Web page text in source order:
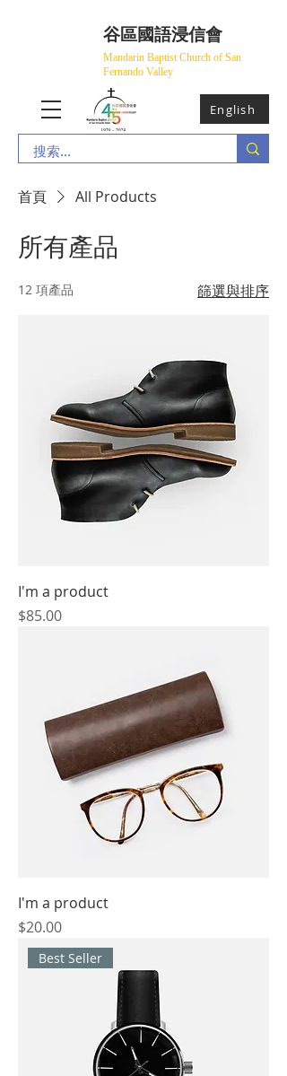
​谷區國語浸信會
Mandarin Baptist Church of San
Fernando Valley
English
首頁 All Products
所有產品
12 項產品 篩選與排序
I'm a product
價格
$85.00
I'm a product
價格
$20.00
Best Seller